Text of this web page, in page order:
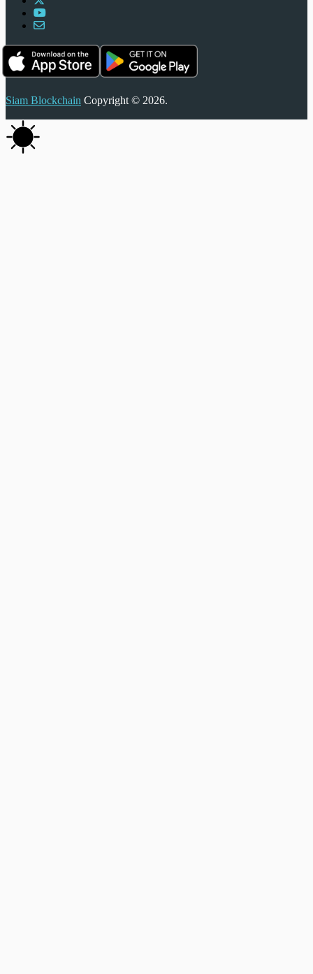
Siam Blockchain Copyright © 2026.